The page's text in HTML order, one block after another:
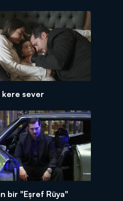
kere sever
bir "Eşref Rüya"